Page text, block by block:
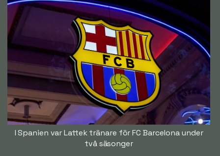
I Spanien var Lattek tränare för FC Barcelona under
två säsonger